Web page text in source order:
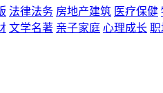
法律法务 房地产建筑 医疗保健
文学名著 亲子家庭 心理成长 职